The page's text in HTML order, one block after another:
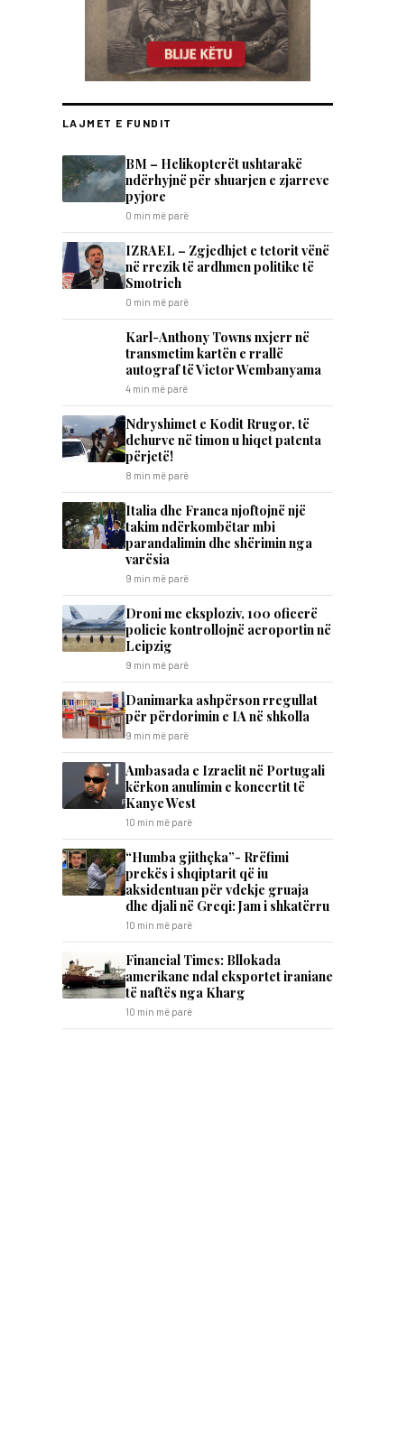
LAJMET E FUNDIT
BM – Helikopterët ushtarakë
ndërhyjnë për shuarjen e zjarreve
pyjore
0 min më parë
IZRAEL – Zgjedhjet e tetorit vënë
në rrezik të ardhmen politike të
Smotrich
0 min më parë
Karl-Anthony Towns nxjerr në
transmetim kartën e rrallë
autograf të Victor Wembanyama
4 min më parë
Ndryshimet e Kodit Rrugor, të
dehurve në timon u hiqet patenta
përjetë!
8 min më parë
Italia dhe Franca njoftojnë një
takim ndërkombëtar mbi
parandalimin dhe shërimin nga
varësia
9 min më parë
Droni me eksploziv, 100 oficerë
policie kontrollojnë aeroportin në
Leipzig
9 min më parë
Danimarka ashpërson rregullat
për përdorimin e IA në shkolla
9 min më parë
Ambasada e Izraelit në Portugali
kërkon anulimin e koncertit të
Kanye West
10 min më parë
“Humba gjithçka”- Rrëfimi
prekës i shqiptarit që iu
aksidentuan për vdekje gruaja
dhe djali në Greqi: Jam i shkatërru
10 min më parë
Financial Times: Bllokada
amerikane ndal eksportet iraniane
të naftës nga Kharg
10 min më parë